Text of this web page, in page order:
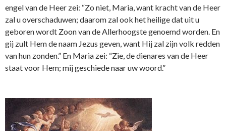
engel van de Heer zei: “Zo niet, Maria, want kracht van de Heer
zal u overschaduwen; daarom zal ook het heilige dat uit u
geboren wordt Zoon van de Allerhoogste genoemd worden. En
gij zult Hem de naam Jezus geven, want Hij zal zijn volk redden
van hun zonden.” En Maria zei: “Zie, de dienares van de Heer
staat voor Hem; mij geschiede naar uw woord.”